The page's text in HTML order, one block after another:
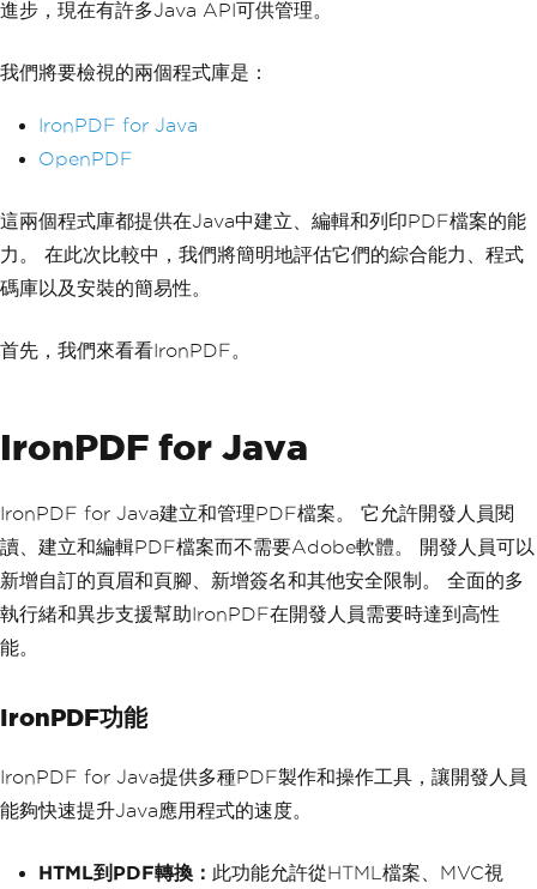
進步，現在有許多Java API可供管理。
我們將要檢視的兩個程式庫是：
IronPDF for Java
OpenPDF
這兩個程式庫都提供在Java中建立、編輯和列印PDF檔案的能
力。 在此次比較中，我們將簡明地評估它們的綜合能力、程式
碼庫以及安裝的簡易性。
首先，我們來看看IronPDF。
IronPDF for Java
IronPDF for Java建立和管理PDF檔案。 它允許開發人員閱
讀、建立和編輯PDF檔案而不需要Adobe軟體。 開發人員可以
新增自訂的頁眉和頁腳、新增簽名和其他安全限制。 全面的多
執行緒和異步支援幫助IronPDF在開發人員需要時達到高性
能。
IronPDF功能
IronPDF for Java提供多種PDF製作和操作工具，讓開發人員
能夠快速提升Java應用程式的速度。
HTML到PDF轉換： 此功能允許從HTML檔案、MVC視